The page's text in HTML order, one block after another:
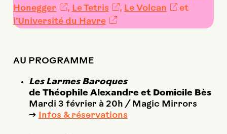
Honegger
, Le Tetris , Le Volcan
et
l’Université du Havre
AU PROGRAMME
Les Larmes Baroques
de Théophile Alexandre et Domicile Bès
Mardi 3 février à 20h / Magic Mirrors
→
Infos & réservations